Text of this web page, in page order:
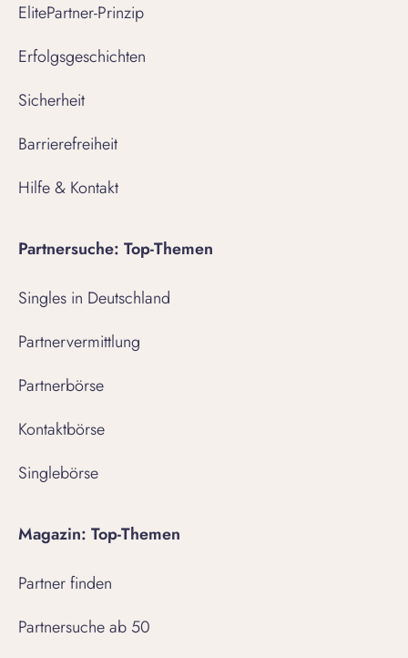
ElitePartner-Prinzip
Erfolgsgeschichten
Sicherheit
Barrierefreiheit
Hilfe & Kontakt
Partnersuche: Top-Themen
Singles in Deutschland
Partnervermittlung
Partnerbörse
Kontaktbörse
Singlebörse
Magazin: Top-Themen
Partner finden
Partnersuche ab 50